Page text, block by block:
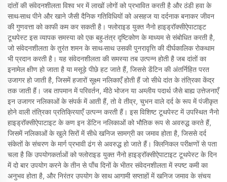
दांतों की संवेदनशीलता विश्व भर में लाखों लोगों को प्रभावित करती है और ठंडी हवा के
साथ-साथ पीने और खाने जैसी दैनिक गतिविधियों को असहज या दर्दनाक बनाकर जीवन
की गुणवत्ता को काफी कम कर सकती है। फ्लोराइड युक्त नैनो हाइड्रॉक्सीऐपाटाइट
टूथपेस्ट इस व्यापक समस्या को एक बहु-तंत्र दृष्टिकोण के माध्यम से संबोधित करती है,
जो संवेदनशीलता के तुरंत शमन के साथ-साथ उसकी पुनरावृत्ति की दीर्घकालिक रोकथाम
भी प्रदान करती है। यह संवेदनशीलता की समस्या तब उत्पन्न होती है जब दांतों का
इनामेल क्षीण हो जाता है या मसूड़े पीछे हट जाते हैं, जिससे डेंटिन की अंतर्निहित परत
उजागर हो जाती है, जिसमें हजारों सूक्ष्म नलिकाएँ होती हैं जो सीधे दांत के तंत्रिका केंद्र
तक जाती हैं। जब तापमान में परिवर्तन, मीठे भोजन या अम्लीय पदार्थ जैसे बाह्य उत्तेजनाएँ
इन उजागर नलिकाओं के संपर्क में आती हैं, तो वे तीव्र, चुभन वाले दर्द के रूप में पंजीकृत
होने वाली तंत्रिका प्रतिक्रियाएँ उत्पन्न करती हैं। इस विशिष्ट टूथपेस्ट में उपस्थित नैनो
हाइड्रॉक्सीऐपाटाइट के कण इन डेंटिन नलिकाओं को भौतिक रूप से अवरुद्ध करते हैं,
जिसमें नलिकाओं के खुले सिरों में सीधे खनिज सामग्री का जमाव होता है, जिससे दर्द
संकेतों के संचरण के मार्ग प्रभावी ढंग से अवरुद्ध हो जाते हैं। क्लिनिकल परीक्षणों से पता
चला है कि उपयोगकर्ताओं को फ्लोराइड युक्त नैनो हाइड्रॉक्सीऐपाटाइट टूथपेस्ट के दिन
में दो बार उपयोग करने के तीन से पाँच दिनों के भीतर संवेदनशीलता में स्पष्ट कमी का
अनुभव होता है, और निरंतर उपयोग के साथ आगामी सप्ताहों में खनिज जमाव के संचय